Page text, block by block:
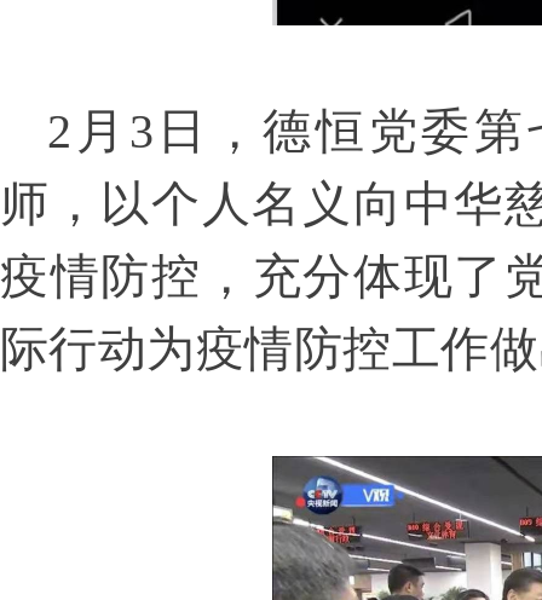
2 月 3 日，德恒党委
师，以个人名义向中华
疫情防控，充分体现了
际行动为疫情防控工作